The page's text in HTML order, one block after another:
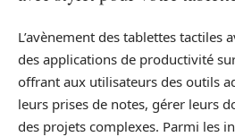
L’avènement des tablettes tactiles
des applications de productivité
offrant aux utilisateurs des outils
leurs prises de notes, gérer leurs
des projets complexes. Parmi les